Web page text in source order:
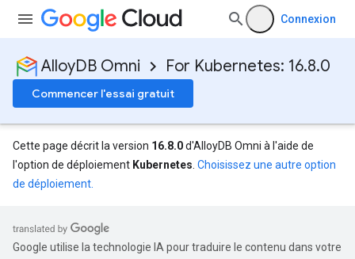
Connexion
AlloyDB Omni For Kubernetes: 16.8.0
Commencer l'essai gratuit
Cette page décrit la version 16.8.0d'AlloyDB Omni à l'aide de
l'option de déploiement Kubernetes Choisissez une autre option
de déploiement.
Google utilise la technologie IA pour traduire le contenu dans votre